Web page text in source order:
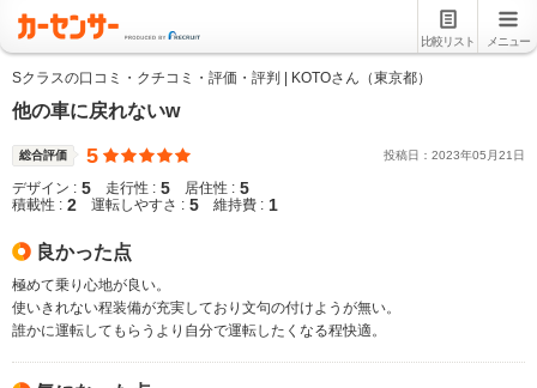
比較リスト メニュー
Sクラスの口コミ・クチコミ・評価・評判 | KOTOさん（東京都）
他の車に戻れないw
総合評価 5 投稿日： 2023年05 月21 日
デザイン : 5 走行性 : 5 居住性 : 5
積載性 : 2 運転しやすさ : 5 維持費 : 1
良かった点
極めて乗り心地が良い。
使いきれない程装備が充実しており文句の付けようが無い。
誰かに運転してもらうより自分で運転したくなる程快適。